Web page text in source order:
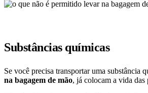
Substâncias químicas
Se você precisa transportar uma substância
na bagagem de mão, já colocam a vida das